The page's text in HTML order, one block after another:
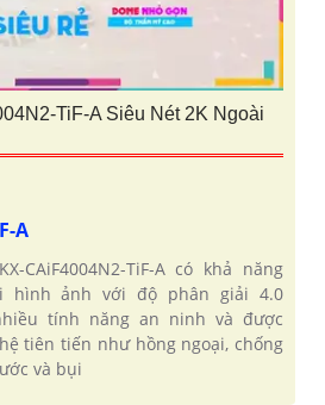
TiF-A Siêu Nét 2K Ngoài
A
CAiF4004N2-TiF-A có khả năng
hình ảnh với độ phân giải 4.0
tính năng an ninh và được
tiên tiến như hồng ngoại, chống
và bụi